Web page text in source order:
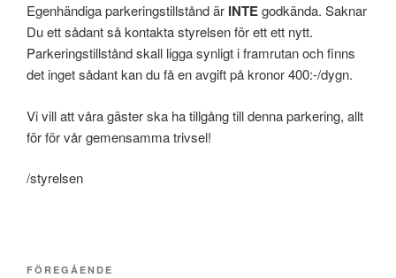
Egenhändiga parkeringstillstånd är INTEgodkända. Saknar
Du ett sådant så kontakta styrelsen för ett ett nytt.
Parkeringstillstånd skall ligga synligt i framrutan och finns
det inget sådant kan du få en avgift på kronor 400:-/dygn.
Vi vill att våra gäster ska ha tillgång till denna parkering, allt
för för vår gemensamma trivsel!
/styrelsen
Inläggsnavigering
Föregående
FÖREGÅENDE